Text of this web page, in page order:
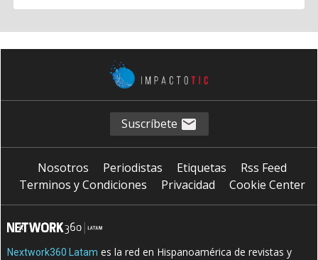
Suscríbete
Nosotros Periodistas Etiquetas
Rss Feed
Terminos y Condiciones
Privacidad Cookie Center
Nextwork360 Latam es la red en Hispanoamérica de revistas y